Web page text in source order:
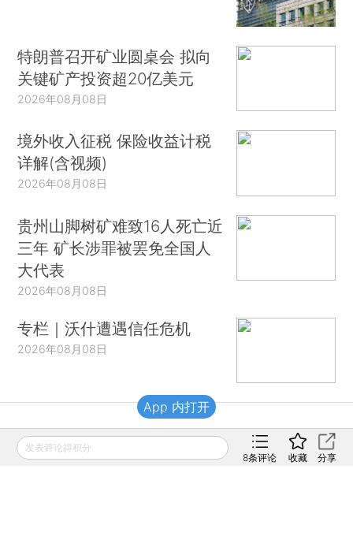
特朗普召开矿业圆桌会 拟向
关键矿产投资超20亿美元
2026年08月08日
境外收入征税 保险收益计税
详解(含视频)
2026年08月08日
贵州山脚树矿难致16人死亡近
三年 矿长涉罪被罢免全国人
大代表
2026年08月08日
专栏｜沃什遭遇信任危机
2026年08月08日
财新移动
发表评论得积分
8条评论 收藏 分享
App 内打开